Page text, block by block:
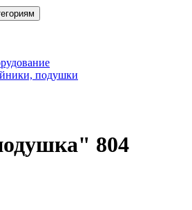
подушки
804